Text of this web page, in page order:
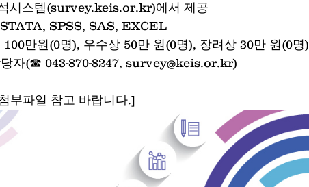
시스템(survey.keis.or.kr)에서 제공
: STATA, SPSS, SAS, EXCEL
만원(0명), 우수상 50만 원(0명), 장려상 30만 원(0명)
자(☎ 043-870-8247, survey@keis.or.kr)
부파일 참고 바랍니다.]